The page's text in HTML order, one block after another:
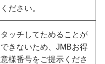
ください。
タッチしてためることが
できないため、JMBお得
意様番号をご提示くださ